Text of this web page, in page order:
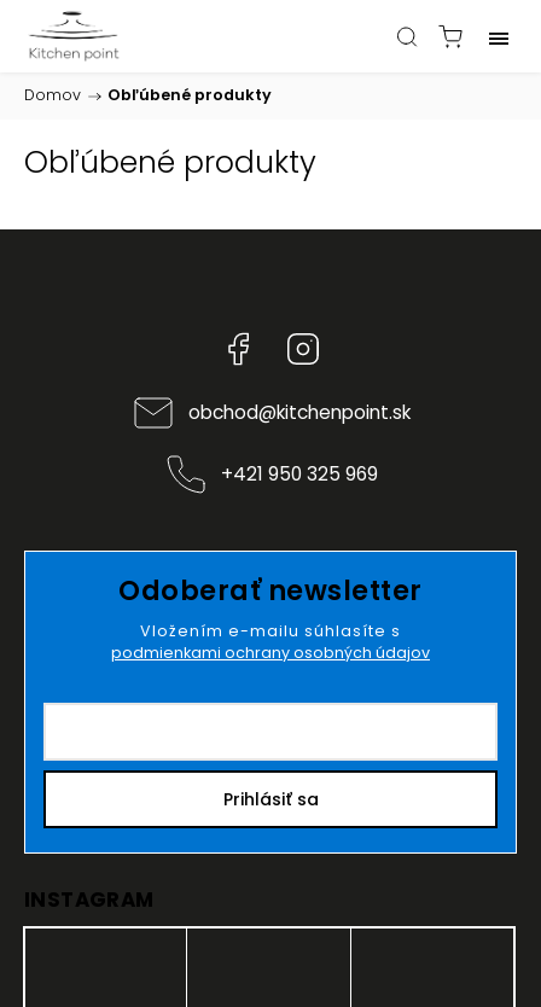
Domov / Obľúbené produkty
Obľúbené produkty
Facebook
obchod@kitchenpoint.sk
+421 950 325 969
Odoberať newsletter
Vložením e-mailu súhlasíte s
podmienkami ochrany osobných údajov
Prihlásiť sa
INSTAGRAM